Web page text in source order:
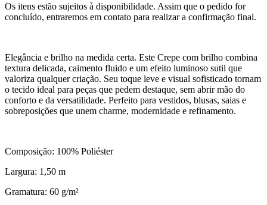
Os itens estão sujeitos à disponibilidade. Assim que o pedido for
concluído, entraremos em contato para realizar a confirmação final.
Elegância e brilho na medida certa. Este Crepe com brilho combina
textura delicada, caimento fluido e um efeito luminoso sutil que
valoriza qualquer criação. Seu toque leve e visual sofisticado tornam
o tecido ideal para peças que pedem destaque, sem abrir mão do
conforto e da versatilidade. Perfeito para vestidos, blusas, saias e
sobreposições que unem charme, modernidade e refinamento.
Composição: 100% Poliéster
Largura: 1,50 m
Gramatura: 60 g/m²